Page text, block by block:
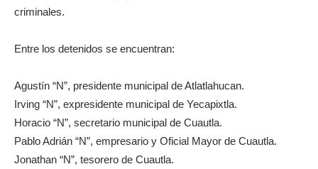
criminales.
Entre los detenidos se encuentran:
Agustín “N”, presidente municipal de Atlatlahucan.
Irving “N”, expresidente municipal de Yecapixtla.
Horacio “N”, secretario municipal de Cuautla.
Pablo Adrián “N”, empresario y Oficial Mayor de Cuautla.
Jonathan “N”, tesorero de Cuautla.